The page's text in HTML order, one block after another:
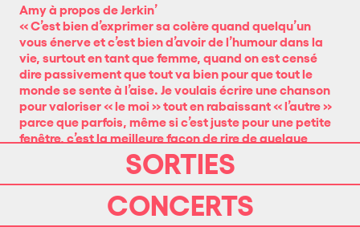
Amy à propos de Jerkin’
« C’est bien d’exprimer sa colère quand quelqu’un
vous énerve et c’est bien d’avoir de l’humour dans la
vie, surtout en tant que femme, quand on est censé
dire passivement que tout va bien pour que tout le
monde se sente à l’aise. Je voulais écrire une chanson
pour valoriser « le moi » tout en rabaissant « l’autre »
parce que parfois, même si c’est juste pour une petite
fenêtre, c’est la meilleure façon de rire de quelque
chose et de se donner du pouvoir. Le monde m’énerve
et me brise le cœur plus que jamais en ce moment,
autant lui rendre la pareille. C’est inutile mais c’est
SORTIES
CONCERTS